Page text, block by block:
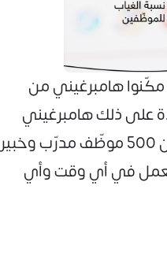
هامبرغيني من
على ذلك هامبرغيني
كوّنت فريق مكوّن من أكثر من 500 موظّف مدرّب وخبير
للعمل في أي وقت وأي